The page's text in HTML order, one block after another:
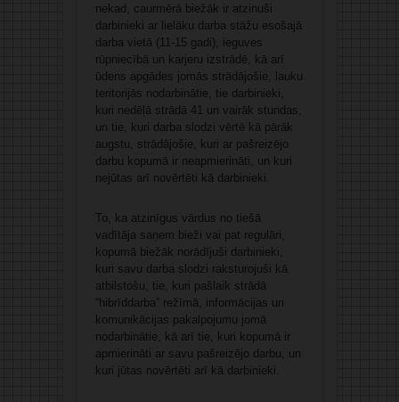
nekad, caurmērā biežāk ir atzinuši
darbinieki ar lielāku darba stāžu esošajā
darba vietā (11-15 gadi), ieguves
rūpniecībā un karjeru izstrādē, kā arī
ūdens apgādes jomās strādājošie, lauku
teritorijās nodarbinātie, tie darbinieki,
kuri nedēļā strādā 41 un vairāk stundas,
un tie, kuri darba slodzi vērtē kā pārāk
augstu, strādājošie, kuri ar pašreizējo
darbu kopumā ir neapmierināti, un kuri
nejūtas arī novērtēti kā darbinieki.
To, ka atzinīgus vārdus no tiešā
vadītāja saņem bieži vai pat regulāri,
kopumā biežāk norādījuši darbinieki,
kuri savu darba slodzi raksturojuši kā
atbilstošu, tie, kuri pašlaik strādā
“hibrīddarba” režīmā, informācijas un
komunikācijas pakalpojumu jomā
nodarbinātie, kā arī tie, kuri kopumā ir
apmierināti ar savu pašreizējo darbu, un
kuri jūtas novērtēti arī kā darbinieki.